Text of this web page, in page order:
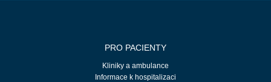
PRO PACIENTY
Kliniky a ambulance
Informace k hospitalizaci